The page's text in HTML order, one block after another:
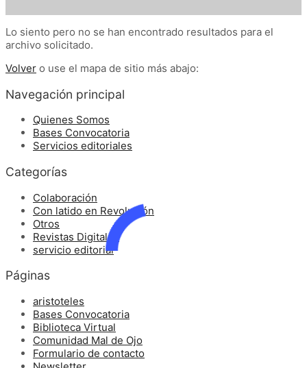
Lo siento pero no se han encontrado resultados para el
archivo solicitado.
Volver o use el mapa de sitio más abajo:
Navegación principal
Quienes Somos
Bases Convocatoria
Servicios editoriales
Categorías
Colaboración
Con latido en Revolución
Otros
Revistas Digitales
servicio editorial
Páginas
aristoteles
Bases Convocatoria
Biblioteca Virtual
Comunidad Mal de Ojo
Formulario de contacto